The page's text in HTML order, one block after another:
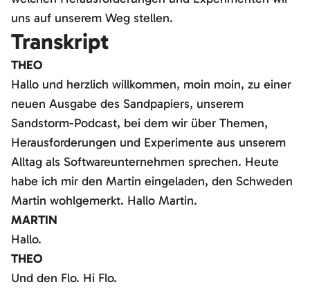
uns auf unserem Weg stellen.
Transkript
THEO
Hallo und herzlich willkommen, moin moin, zu einer
neuen Ausgabe des Sandpapiers, unserem
Sandstorm-Podcast, bei dem wir über Themen,
Herausforderungen und Experimente aus unserem
Alltag als Softwareunternehmen sprechen. Heute
habe ich mir den Martin eingeladen, den Schweden
Martin wohlgemerkt. Hallo Martin.
MARTIN
Hallo.
THEO
Und den Flo. Hi Flo.